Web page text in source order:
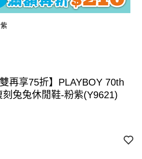
再享75折】PLAYBOY 70th
兔兔休閒鞋-粉紫(Y9621)